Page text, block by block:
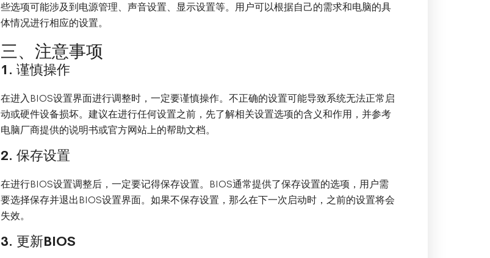
些选项可能涉及到电源管理、声音设置、显示设置等。用户可以根据自己的需求和电脑的具
体情况进行相应的设置。
三、注意事项
1. 谨慎操作
在进入BIOS设置界面进行调整时，一定要谨慎操作。不正确的设置可能导致系统无法正常启
动或硬件设备损坏。建议在进行任何设置之前，先了解相关设置选项的含义和作用，并参考
电脑厂商提供的说明书或官方网站上的帮助文档。
2. 保存设置
在进行BIOS设置调整后，一定要记得保存设置。BIOS通常提供了保存设置的选项，用户需
要选择保存并退出BIOS设置界面。如果不保存设置，那么在下一次启动时，之前的设置将会
失效。
3. 更新BIOS